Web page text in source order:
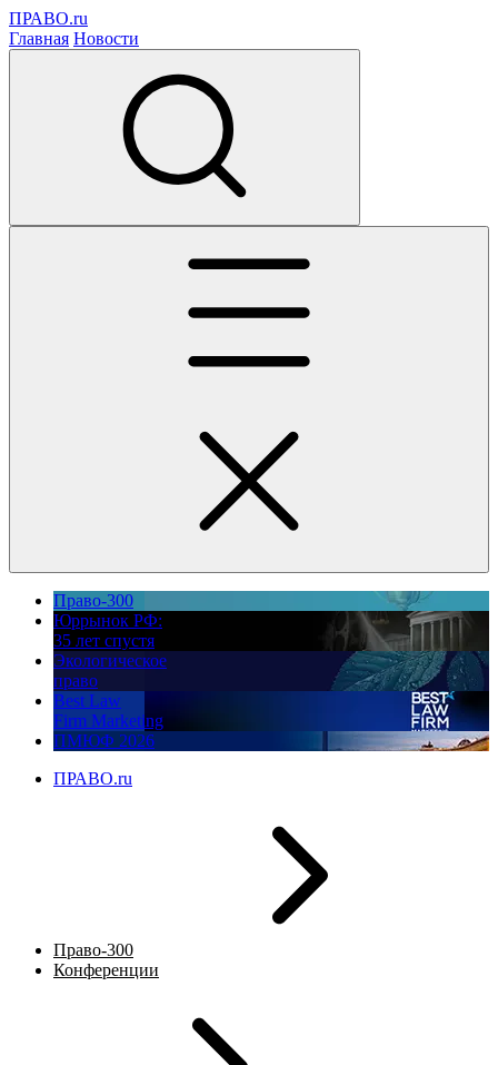
ПРАВО.ru
Главная Новости
Право-300
Юррынок РФ:
35 лет спустя
Экологическое
право
Best Law
Firm Marketing
ПМЮФ 2026
ПРАВО.ru
Право-300
Конференции